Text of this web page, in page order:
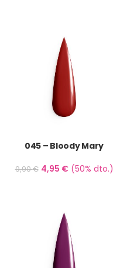
045 – Bloody Mary
9,90€ 4,95 €(50% dto.)